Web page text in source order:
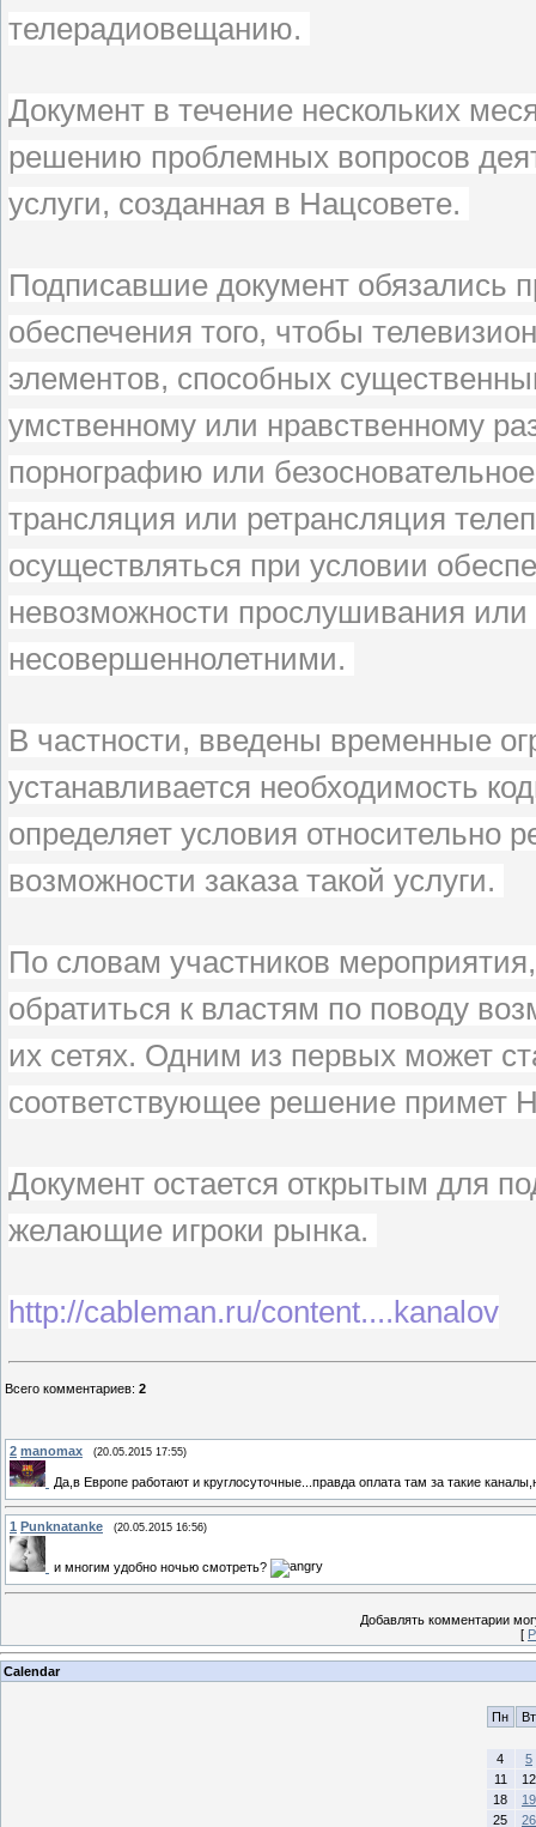
телерадиовещанию.
Документ в течение нескольких
решению проблемных вопросов
услуги, созданная в Нацсовете.
Подписавшие документ
обеспечения того, чтобы
элементов, способных
умственному или нравственному
порнографию или
трансляция или ретрансляция
осуществляться при условии
невозможности прослушивания или
несовершеннолетними.
В частности, введены временные
устанавливается необходимость
определяет условия
возможности заказа такой услуги.
По словам участников
обратиться к властям по поводу
их сетях. Одним из первых может
соответствующее решение примет
Документ остается открытым для
желающие игроки рынка.
http://cableman.ru/content....kanalov
Всего комментариев: 2
2 manomax (20.05.2015 17:55)
Да,в Европе работают и круглосуточные...правда оплата там за такие
1 Punknatanke (20.05.2015 16:56)
и многим удобно ночью смотреть?
Добавлять комментарии
[
Calendar
Пн Вт
4
5
11
12
18
19
25
26